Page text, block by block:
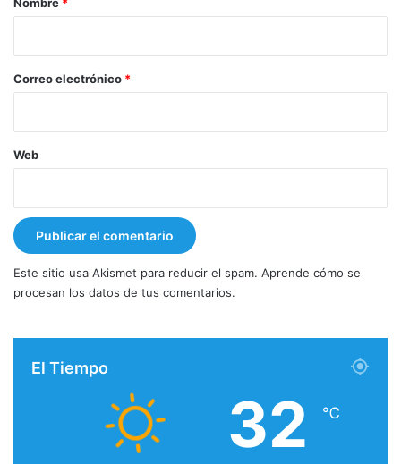
*
Nombre *
Correo electrónico *
Web
Este sitio usa Akismet para reducir el spam. Aprende cómo se
procesan los datos de tus comentarios.
El Tiempo
32 ℃